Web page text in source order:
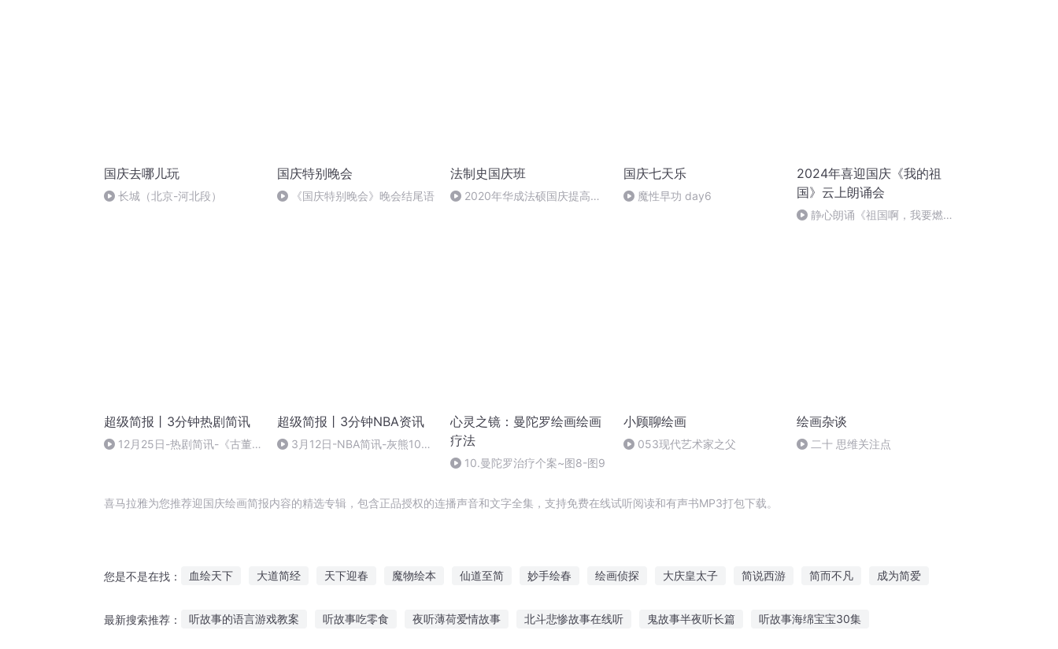
国庆去哪儿玩
长城（北京-河北段）
国庆特别晚会
《国庆特别晚会》晚会结尾语
法制史国庆班
2020年华成法硕国庆提高班
国庆七天乐
魔性早功 day6
2024年喜迎国庆《我的祖
国》云上朗诵会
静心朗诵《祖国啊，我要燃
超级简报丨3分钟热剧简讯
12月25日-热剧简讯-《古董
超级简报丨3分钟NBA资讯
3月12日-NBA简讯-灰熊10次
心灵之镜：曼陀罗绘画绘画
疗法
10.曼陀罗治疗个案~图8-图9
小顾聊绘画
053现代艺术家之父
绘画杂谈
二十 思维关注点
喜马拉雅为您推荐迎国庆绘画简报内容的精选专辑，包含正品授权的连播声音和文字全集，支持免费在线试听阅读和有声书MP3打包下载。
您是不是在找： 血绘天下 大道简经 天下迎春 魔物绘本 仙道至简 妙手绘春 绘画侦探 大庆皇太子 简说西游 简而不凡 成为简爱
最新搜索推荐： 听故事的语言游戏教案 听故事吃零食 夜听薄荷爱情故事 北斗悲惨故事在线听 鬼故事半夜听长篇 听故事海绵宝宝30集